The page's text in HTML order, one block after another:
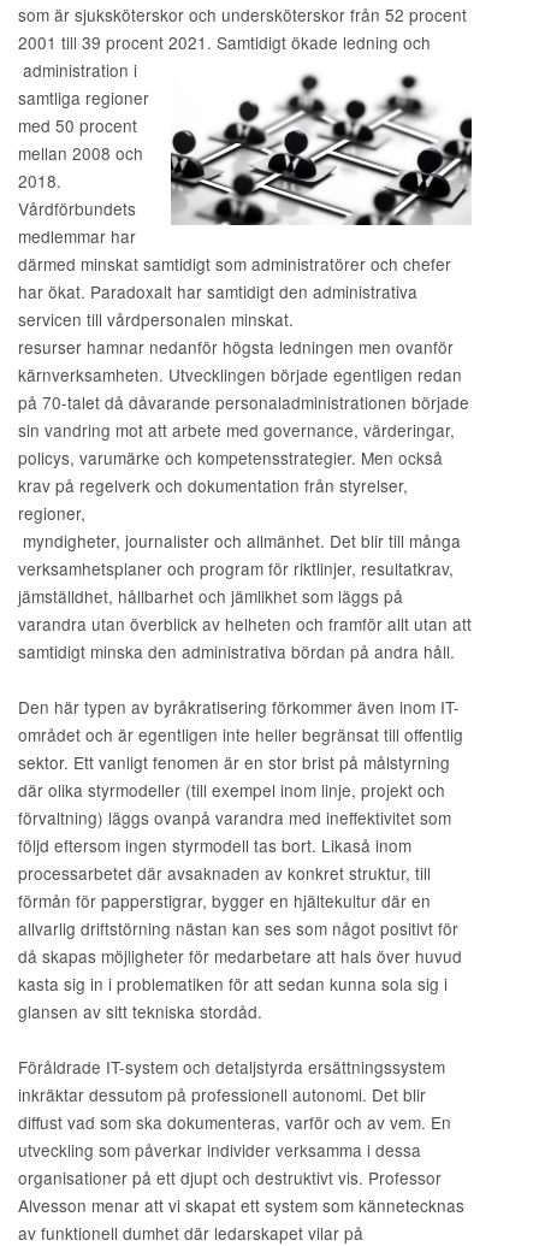
som är sjuksköterskor och undersköterskor från 52 procent
2001 till 39 procent 2021. Samtidigt ökade ledning och
administration i
samtliga regioner
med 50 procent
mellan 2008 och
2018.
Vårdförbundets
medlemmar har
därmed minskat samtidigt som administratörer och chefer
har ökat. Paradoxalt har samtidigt den administrativa
servicen till vårdpersonalen minskat.
resurser hamnar nedanför högsta ledningen men ovanför
kärnverksamheten. Utvecklingen började egentligen redan
på 70-talet då dåvarande personaladministrationen började
sin vandring mot att arbete med governance, värderingar,
policys, varumärke och kompetensstrategier. Men också
krav på regelverk och dokumentation från styrelser,
regioner,
myndigheter, journalister och allmänhet. Det blir till många
verksamhetsplaner och program för riktlinjer, resultatkrav,
jämställdhet, hållbarhet och jämlikhet som läggs på
varandra utan överblick av helheten och framför allt utan att
samtidigt minska den administrativa bördan på andra håll.
Den här typen av byråkratisering förkommer även inom IT-
området och är egentligen inte heller begränsat till offentlig
sektor. Ett vanligt fenomen är en stor brist på målstyrning
där olika styrmodeller (till exempel inom linje, projekt och
förvaltning) läggs ovanpå varandra med ineffektivitet som
följd eftersom ingen styrmodell tas bort. Likaså inom
processarbetet där avsaknaden av konkret struktur, till
förmån för papperstigrar, bygger en hjältekultur där en
allvarlig driftstörning nästan kan ses som något positivt för
då skapas möjligheter för medarbetare att hals över huvud
kasta sig in i problematiken för att sedan kunna sola sig i
glansen av sitt tekniska stordåd.
Föråldrade IT-system och detaljstyrda ersättningssystem
inkräktar dessutom på professionell autonomi. Det blir
diffust vad som ska dokumenteras, varför och av vem. En
utveckling som påverkar individer verksamma i dessa
organisationer på ett djupt och destruktivt vis. Professor
Alvesson menar att vi skapat ett system som kännetecknas
av funktionell dumhet där ledarskapet vilar på